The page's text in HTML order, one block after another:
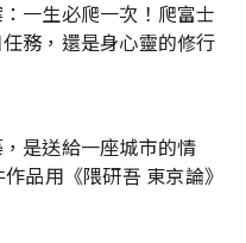
一生必爬一次！爬富士
務，還是身心靈的修行
是送給一座城市的情
品用《隈研吾 東京論》